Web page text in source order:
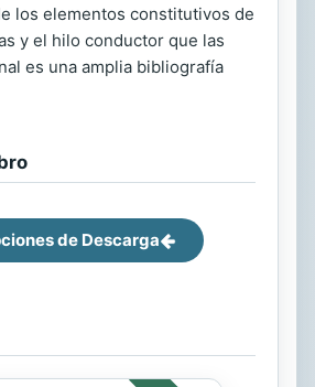
los elementos constitutivos de
y el hilo conductor que las
es una amplia bibliografía
de Descarga